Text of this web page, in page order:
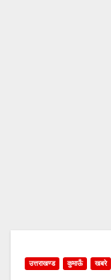
उत्तराखण्ड कुमाऊँ खबरे